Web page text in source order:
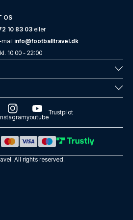
OS
10 83 03 eller
info@footballtravel.dk
10:00 - 22:00
youtube
Trustpilot
. All rights reserved.